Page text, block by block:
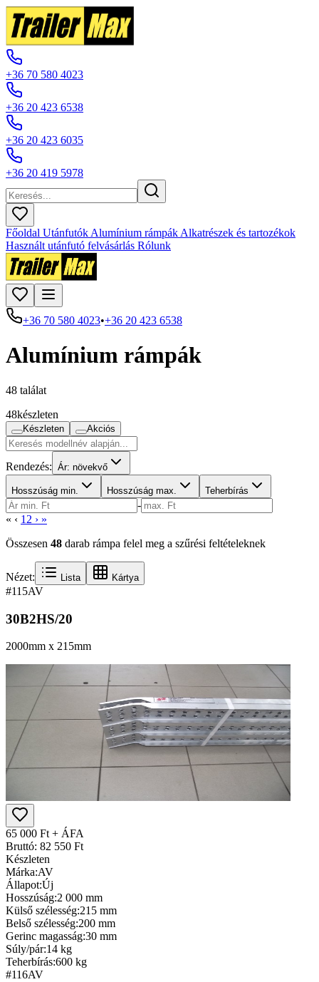
+36 70 580 4023
+36 20 423 6538
+36 20 423 6035
+36 20 419 5978
Főoldal Utánfutók Alumínium rámpák Alkatrészek és tartozékok
Használt utánfutó felvásárlás Rólunk
+36 70 580 4023•+36 20 423 6538
Alumínium rámpák
48 találat
48készleten
Készleten Akciós
Rendezés: Ár: növekvő
Hosszúság min. Hosszúság max. Teherbírás
-
« ‹ 1 2 › »
Összesen 48 darab rámpa felel meg a szűrési feltételeknek
Nézet: Lista Kártya
#115AV
30B2HS/20
2000mm x 215mm
65 000 Ft + ÁFA
Bruttó: 82 550 Ft
Készleten
Márka:AV
Állapot:Új
Hosszúság:2 000 mm
Külső szélesség:215 mm
Belső szélesség:200 mm
Gerinc magasság:30 mm
Súly/pár:14 kg
Teherbírás:600 kg
#116AV